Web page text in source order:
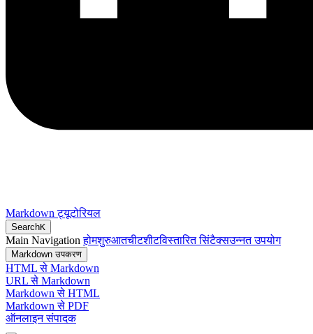
Markdown ट्यूटोरियल
SearchK
Main Navigationहोमशुरुआतचीटशीटविस्तारित सिंटैक्सउन्नत उपयोग
Markdown उपकरण
HTML से Markdown
URL से Markdown
Markdown से HTML
Markdown से PDF
ऑनलाइन संपादक